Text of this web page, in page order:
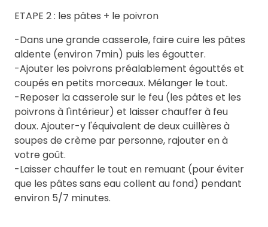
ETAPE 2 : les pâtes + le poivron
-Dans une grande casserole, faire cuire les pâtes
aldente (environ 7min) puis les égoutter.
-Ajouter les poivrons préalablement égouttés et
coupés en petits morceaux. Mélanger le tout.
-Reposer la casserole sur le feu (les pâtes et les
poivrons à l'intérieur) et laisser chauffer à feu
doux. Ajouter-y l'équivalent de deux cuillères à
soupes de crème par personne, rajouter en à
votre goût.
-Laisser chauffer le tout en remuant (pour éviter
que les pâtes sans eau collent au fond) pendant
environ 5/7 minutes.